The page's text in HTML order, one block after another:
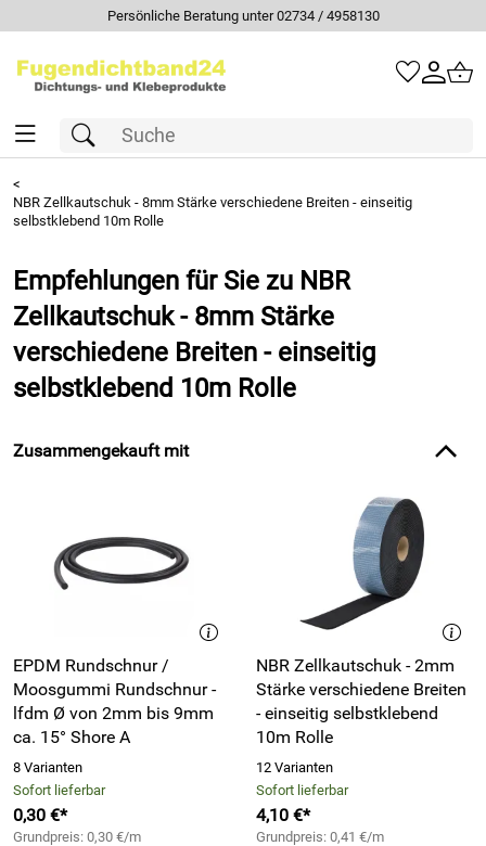
Schneller Versand
<
NBR Zellkautschuk - 8mm Stärke verschiedene Breiten - einseitig
selbstklebend 10m Rolle
Empfehlungen für Sie zu NBR
Zellkautschuk - 8mm Stärke
verschiedene Breiten - einseitig
selbstklebend 10m Rolle
Zusammengekauft mit
EPDM Rundschnur /
Moosgummi Rundschnur -
lfdm Ø von 2mm bis 9mm
ca. 15° Shore A
8 Varianten
Sofort lieferbar
0,30 €*
Grundpreis: 0,30 €/m
NBR Zellkautschuk - 2mm
Stärke verschiedene Breiten
- einseitig selbstklebend
10m Rolle
12 Varianten
Sofort lieferbar
4,10 €*
Grundpreis: 0,41 €/m